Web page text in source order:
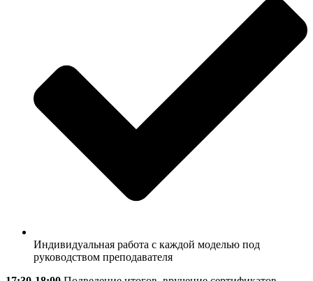
Индивидуальная работа с каждой моделью под
руководством преподавателя